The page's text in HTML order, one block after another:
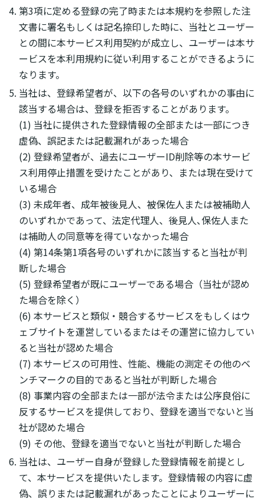
第3項に定める登録の完了時または本規約を参照した注
文書に署名もしくは記名捺印した時に、当社とユーザー
との間に本サービス利用契約が成立し、ユーザーは本サ
ービスを本利用規約に従い利用することができるように
なります。
当社は、登録希望者が、以下の各号のいずれかの事由に
該当する場合は、登録を拒否することがあります。
(1) 当社に提供された登録情報の全部または一部につき
虚偽、誤記または記載漏れがあった場合
(2) 登録希望者が、過去にユーザーID削除等の本サービ
ス利用停止措置を受けたことがあり、または現在受けて
いる場合
(3) 未成年者、成年被後見人、被保佐人または被補助人
のいずれかであって、法定代理人、後見人､保佐人また
は補助人の同意等を得ていなかった場合
(4) 第14条第1項各号のいずれかに該当すると当社が判
断した場合
(5) 登録希望者が既にユーザーである場合（当社が認め
た場合を除く）
(6) 本サービスと類似・競合するサービスをもしくはウ
ェブサイトを運営しているまたはその運営に協力してい
ると当社が認めた場合
(7) 本サービスの可用性、性能、機能の測定その他のベ
ンチマークの目的であると当社が判断した場合
(8) 事業内容の全部または一部が法令または公序良俗に
反するサービスを提供しており、登録を適当でないと当
社が認めた場合
(9) その他、登録を適当でないと当社が判断した場合
当社は、ユーザー自身が登録した登録情報を前提とし
て、本サービスを提供いたします。登録情報の内容に虚
偽、誤りまたは記載漏れがあったことによりユーザーに